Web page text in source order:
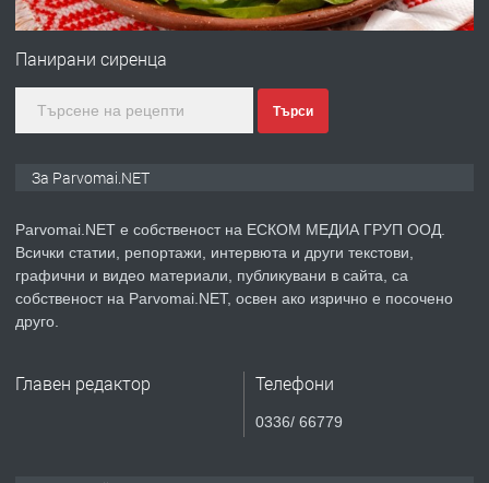
ПРЕДЛАГА
Първи поход "По стъпките на Ангел
преди 1 година
ПРЕДЛАГА Уроци по Математика
Панирани сиренца
Търси
За Parvomai.NET
Parvomai.NET е собственост на ЕСКОМ МЕДИА ГРУП ООД.
Всички статии, репортажи, интервюта и други текстови,
графични и видео материали, публикувани в сайта, са
собственост на Parvomai.NET, освен ако изрично е посочено
друго.
Главен редактор Телефони
0336/ 66779